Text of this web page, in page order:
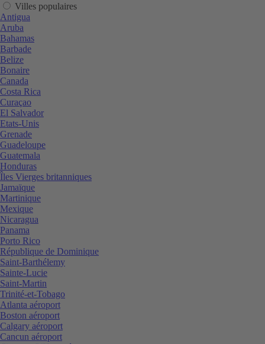
Villes populaires
Antigua
Aruba
Bahamas
Barbade
Belize
Bonaire
Canada
Costa Rica
Curaçao
El Salvador
Etats-Unis
Grenade
Guadeloupe
Guatemala
Honduras
Îles Vierges britanniques
Jamaïque
Martinique
Mexique
Nicaragua
Panama
Porto Rico
République de Dominique
Saint-Barthélemy
Sainte-Lucie
Saint-Martin
Trinité-et-Tobago
Atlanta aéroport
Boston aéroport
Calgary aéroport
Cancun aéroport